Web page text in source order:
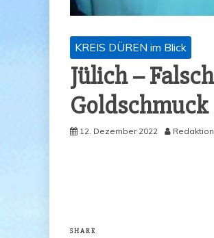
KREIS DÜREN im Blick
Jülich –
Goldschmuck
12. Dezember 2022 Redaktion
SHARE